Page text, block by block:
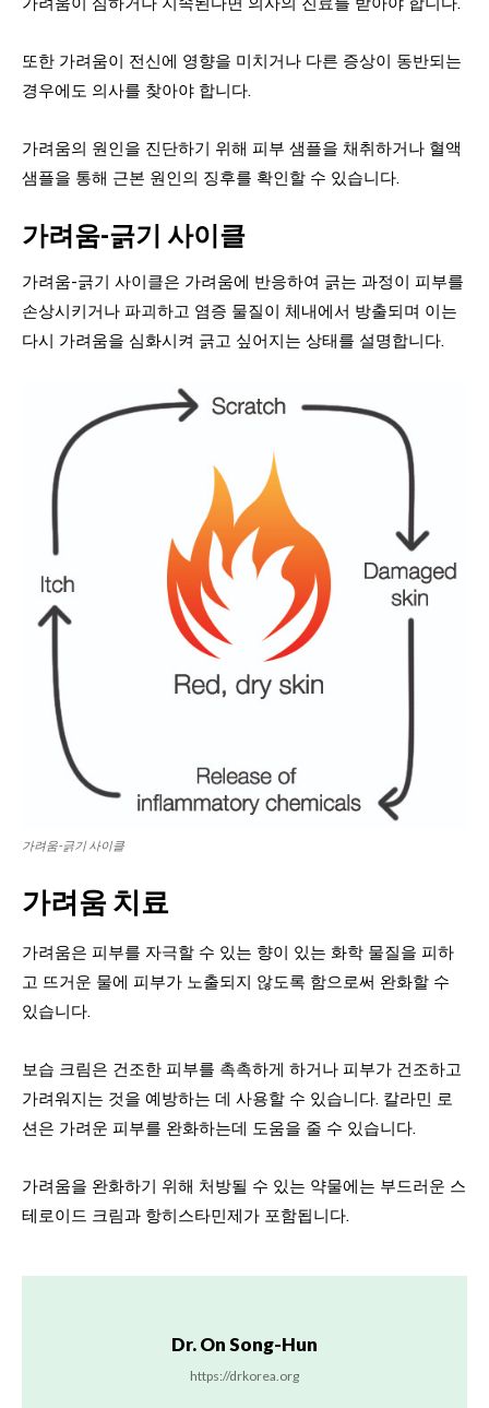
또한 가려움이 전신에 영향을 미치거나 다른 증상이 동반되는
경우에도 의사를 찾아야 합니다.
가려움의 원인을 진단하기 위해 피부 샘플을 채취하거나 혈액
샘플을 통해 근본 원인의 징후를 확인할 수 있습니다.
가려움-긁기 사이클
가려움-긁기 사이클은 가려움에 반응하여 긁는 과정이 피부를
손상시키거나 파괴하고 염증 물질이 체내에서 방출되며 이는
다시 가려움을 심화시켜 긁고 싶어지는 상태를 설명합니다.
가려움-긁기 사이클
가려움 치료
가려움은 피부를 자극할 수 있는 향이 있는 화학 물질을 피하
고 뜨거운 물에 피부가 노출되지 않도록 함으로써 완화할 수
있습니다.
보습 크림은 건조한 피부를 촉촉하게 하거나 피부가 건조하고
가려워지는 것을 예방하는 데 사용할 수 있습니다. 칼라민 로
션은 가려운 피부를 완화하는데 도움을 줄 수 있습니다.
가려움을 완화하기 위해 처방될 수 있는 약물에는 부드러운 스
테로이드 크림과 항히스타민제가 포함됩니다.
Dr. On Song-Hun
https://drkorea.org